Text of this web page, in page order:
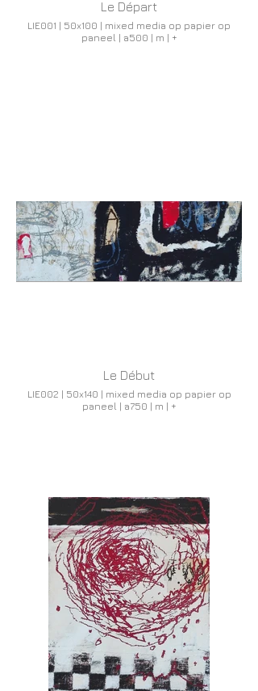
Le Départ
LIE001 | 50x100 | mixed media op papier op
paneel | a500 | m | +
Le Début
LIE002 | 50x140 | mixed media op papier op
paneel | a750 | m | +